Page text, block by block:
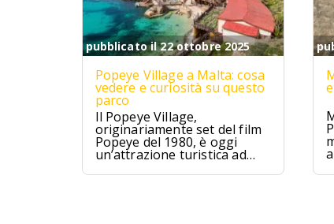
pubblicato il 22 ottobre 2025
Popeye Village a Malta: cosa
vedere e curiosità su questo
parco
Il Popeye Village,
originariamente set del film
Popeye del 1980, è oggi
un’attrazione turistica ad